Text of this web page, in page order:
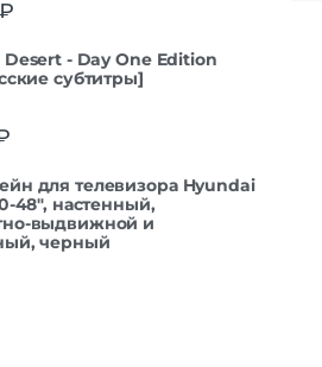
₽
- Day One Edition
субтитры]
для телевизора Hyundai
48", настенный,
выдвижной и
черный